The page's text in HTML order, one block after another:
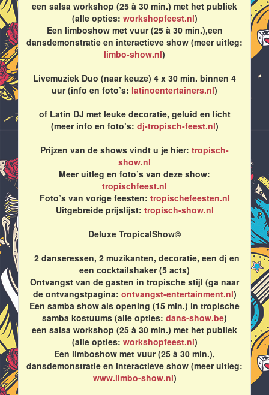
een salsa workshop (25 à 30 min.) met het publiek
(alle opties: workshopfeest.nl)
Een limboshow met vuur (25 à 30 min.),een
dansdemonstratie en interactieve show (meer uitleg:
limbo-show.nl)
Livemuziek Duo (naar keuze) 4 x 30 min. binnen 4
uur (info en foto’s: latinoentertainers.nl)
of Latin DJ met leuke decoratie, geluid en licht
(meer info en foto’s: dj-tropisch-feest.nl)
Prijzen van de shows vindt u je hier: tropisch-
show.nl
Meer uitleg en foto’s van deze show:
tropischfeest.nl
Foto’s van vorige feesten: tropischefeesten.nl
Uitgebreide prijslijst: tropisch-show.nl
Deluxe TropicalShow©
2 danseressen, 2 muzikanten, decoratie, een dj en
een cocktailshaker (5 acts)
Ontvangst van de gasten in tropische stijl (ga naar
de ontvangstpagina: ontvangst-entertainment.nl)
Een samba show als opening (15 min.) in tropische
samba kostuums (alle opties: dans-show.be)
een salsa workshop (25 à 30 min.) met het publiek
(alle opties: workshopfeest.nl)
Een limboshow met vuur (25 à 30 min.),
dansdemonstratie en interactieve show (meer uitleg:
www.limbo-show.nl)